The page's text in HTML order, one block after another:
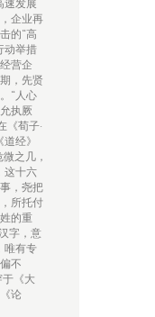
速发展
企业再
的“高
动举措
营企
，先贤
“人心
执厥
《荀子·
经》
之几，
这十六
，尧把
所托付
的重
字，意
唯有专
不
于《大
论